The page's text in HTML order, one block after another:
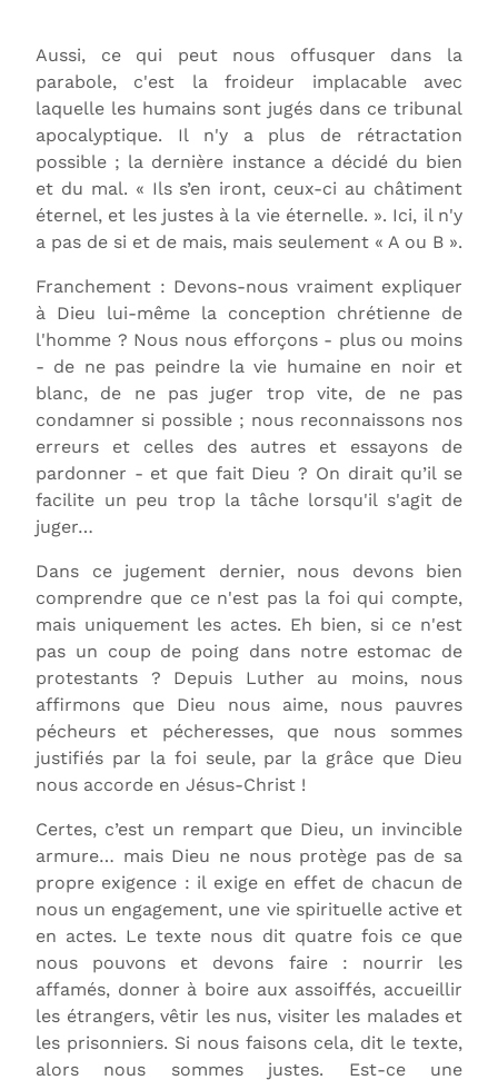
Aussi, ce qui peut nous offusquer dans la
parabole, c'est la froideur implacable avec
laquelle les humains sont jugés dans ce tribunal
apocalyptique. Il n'y a plus de rétractation
possible ; la dernière instance a décidé du bien
et du mal. « Ils s’en iront, ceux-ci au châtiment
éternel, et les justes à la vie éternelle. ». Ici, il n'y
a pas de si et de mais, mais seulement « A ou B ».
Franchement : Devons-nous vraiment expliquer
à Dieu lui-même la conception chrétienne de
l'homme ? Nous nous efforçons - plus ou moins
- de ne pas peindre la vie humaine en noir et
blanc, de ne pas juger trop vite, de ne pas
condamner si possible ; nous reconnaissons nos
erreurs et celles des autres et essayons de
pardonner - et que fait Dieu ? On dirait qu’il se
facilite un peu trop la tâche lorsqu'il s'agit de
juger…
Dans ce jugement dernier, nous devons bien
comprendre que ce n'est pas la foi qui compte,
mais uniquement les actes. Eh bien, si ce n'est
pas un coup de poing dans notre estomac de
protestants ? Depuis Luther au moins, nous
affirmons que Dieu nous aime, nous pauvres
pécheurs et pécheresses, que nous sommes
justifiés par la foi seule, par la grâce que Dieu
nous accorde en Jésus-Christ !
Certes, c’est un rempart que Dieu, un invincible
armure… mais Dieu ne nous protège pas de sa
propre exigence : il exige en effet de chacun de
nous un engagement, une vie spirituelle active et
en actes. Le texte nous dit quatre fois ce que
nous pouvons et devons faire : nourrir les
affamés, donner à boire aux assoiffés, accueillir
les étrangers, vêtir les nus, visiter les malades et
les prisonniers. Si nous faisons cela, dit le texte,
alors nous sommes justes. Est-ce une